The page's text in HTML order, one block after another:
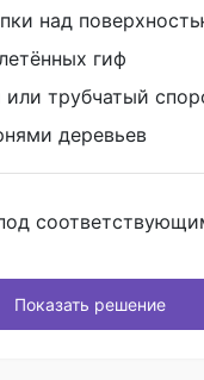
над
гиф
трубчатый
деревьев
Показать решение